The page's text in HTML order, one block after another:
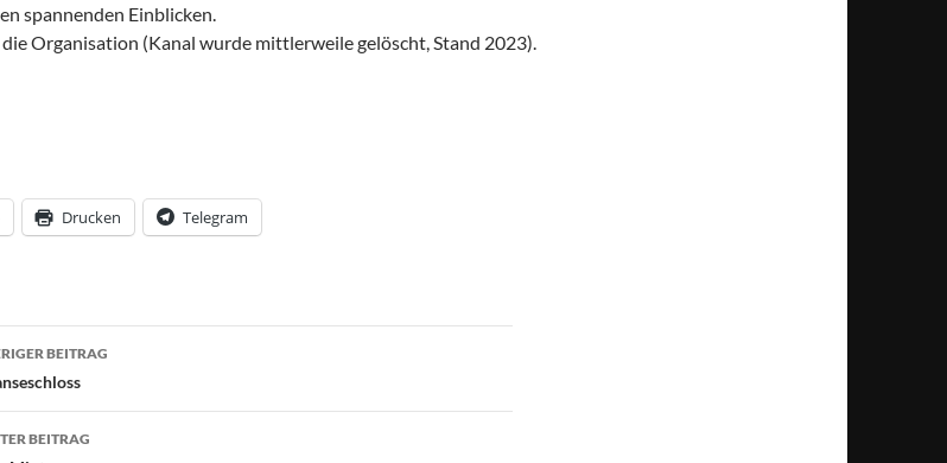
spannenden Einblicken.
Organisation (Kanal wurde mittlerweile gelöscht, Stand 2023).
Drucken Telegram
BEITRAG
BEITRAG